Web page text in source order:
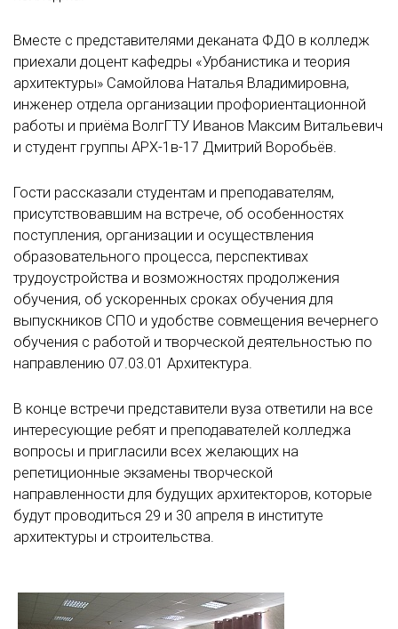
Вместе с представителями деканата ФДО в колледж
приехали доцент кафедры «Урбанистика и теория
архитектуры» Самойлова Наталья Владимировна,
инженер отдела организации профориентационной
работы и приёма ВолгГТУ Иванов Максим Витальевич
и студент группы АРХ-1в-17 Дмитрий Воробьёв.
Гости рассказали студентам и преподавателям,
присутствовавшим на встрече, об особенностях
поступления, организации и осуществления
образовательного процесса, перспективах
трудоустройства и возможностях продолжения
обучения, об ускоренных сроках обучения для
выпускников СПО и удобстве совмещения вечернего
обучения с работой и творческой деятельностью по
направлению 07.03.01 Архитектура.
В конце встречи представители вуза ответили на все
интересующие ребят и преподавателей колледжа
вопросы и пригласили всех желающих на
репетиционные экзамены творческой
направленности для будущих архитекторов, которые
будут проводиться 29 и 30 апреля в институте
архитектуры и строительства.